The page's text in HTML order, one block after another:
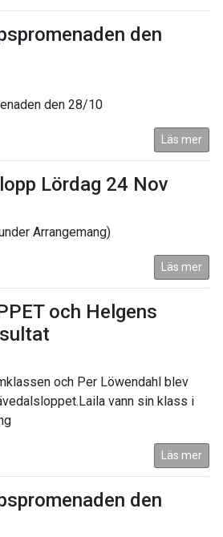
den
den 28/10
Läs mer
Lördag 24 Nov
Arrangemang)
Läs mer
och Helgens
och Per Löwendahl blev
vann sin klass i
Läs mer
den